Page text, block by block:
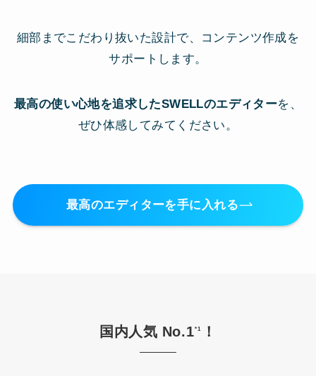
細部までこだわり抜いた設計で、コンテンツ作成を
サポートします。
最高の使い心地を追求したSWELLのエディターを、
ぜひ体感してみてください。
最高のエディターを手に入れる
国内人気 No.1*1 ！